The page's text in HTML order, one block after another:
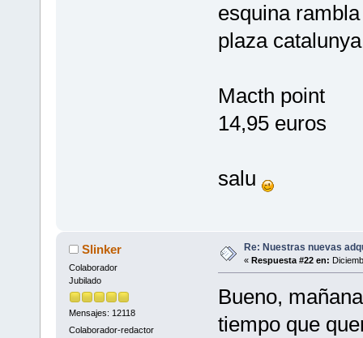
esquina
plaza catalunya
Macth point
14,95 euros
salu
Slinker
Colaborador
Jubilado
Mensajes: 12118
Colaborador-redactor
Re: Nuestras nuevas
« Respuesta #22 en:
Bueno,
tiempo que